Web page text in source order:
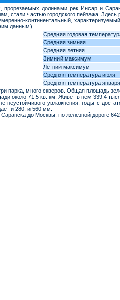
прорезаемых долинами рек Инсар и
стали частью городского пейзажа. Здесь
континентальный,
данным).
Средняя годовая
Средняя зимняя
Средняя летняя
Зимний максимум
Летний максимум
Средняя температура июля
Средняя температура января
парка, много скверов. Общая площадь
около 71,5 кв. км. Живет в нем 339,4
неустойчивого увлажнения: годы с
и 280, и 560 мм.
до Москвы: по железной дороге